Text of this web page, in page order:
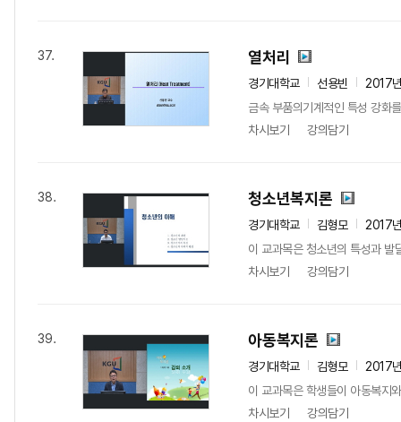
37. 열처리
경기대학교 선용빈
2017
금속 부품의기계적인 특성 강화
차시보기
강의담기
38. 청소년복지론
경기대학교 김형모
2017
이 교과목은 청소년의 특성과 발
차시보기
강의담기
39. 아동복지론
경기대학교 김형모
2017
이 교과목은 학생들이 아동복지
차시보기
강의담기